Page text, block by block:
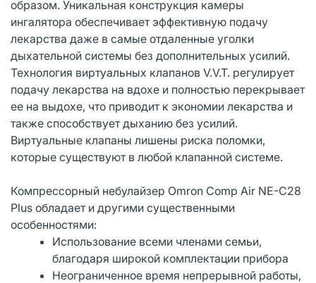
образом. Уникальная конструкция камеры
ингалятора обеспечивает эффективную подачу
лекарства даже в самые отдаленные уголки
дыхательной системы без дополнительных усилий.
Технология виртуальных клапанов V.V.T. регулирует
подачу лекарства на вдохе и полностью перекрывает
ее на выдохе, что приводит к экономии лекарства и
также способствует дыханию без усилий.
Виртуальные клапаны лишены риска поломки,
которые существуют в любой клапанной системе.
Компрессорный небулайзер Omron Comp Air NE-C28
Plus обладает и другими существенными
особенностями:
Использование всеми членами семьи,
благодаря широкой комплектации прибора
Неограниченное время непрерывной работы,